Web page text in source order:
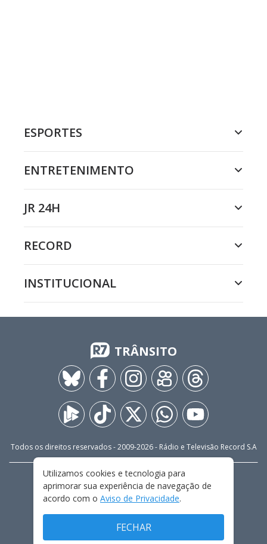
ESPORTES
ENTRETENIMENTO
JR 24H
RECORD
INSTITUCIONAL
TRÂNSITO
Todos os direitos reservados - 2009-2026- Rádio e Televisão Record S.A
FALE CONOSCO
PRIVACIDADE
TERMOS E CONDIÇÕES DE USO
Utilizamos cookies e tecnologia para
aprimorar sua experiência de navegação de
acordo com o Aviso de Privacidade.
FECHAR